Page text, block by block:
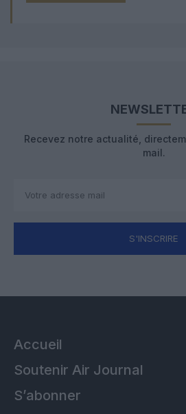
Recevez notre actualité,
mail.
S'INSCRIRE
Accueil
Soutenir Air Journal
S’abonner